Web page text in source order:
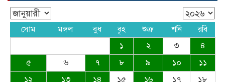
Nejlepší online casina v roce
výběrem
Nejlepší online casina v roce
2026: kompletní průvodce
výběrem
সোম মঙ্গল বুধ বৃহ শুক্র শনি
রবি
১
২ ৩
৪
৫
৬ ৭ ৮ ৯ ১০
১১
১২
১৩ ১৪ ১৫ ১৬ ১৭
১৮